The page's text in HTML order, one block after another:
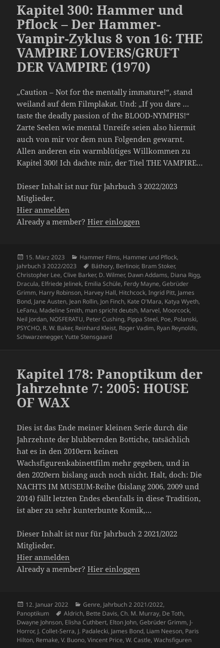
Kapitel 300: Hammer und
Pflock – Der Hammer-
Vampir-Zyklus 8 von 16: THE
VAMPIRE LOVERS/GRUFT
DER VAMPIRE (1970)
„Caution – Not for the mentally immature!“, stand
weiland auf dem Filmplakat. Und: „If you dare …
taste the deadly passion of the BLOOD-NYMPHS!“
Zarte Seelen wie mental Unreife seien also hiermit
auch von mir vor dem nun Folgenden gewarnt.
Allen anderen ein warmblütiges Willkommen zu
Kapitel 300! Ich dachte mir, der Titel THE VAMPIRE…
Dieser Inhalt ist nur für Jahrbuch 3 2022/2023
Mitglieder.
Hier anmelden
Already a member?Hier einloggen
Veröffentlicht
am
15. März 2023 Kategorien
Hammer Films, Hammer und Pflock,
Jahrbuch 3 2022/2023
Schlagwörter
Báthory, Berlinoir, Bram Stoker,
Christopher Lee,Clive Barker, D. Wilmer, Dawn Addams, Diana Rigg,
Dracula, Elfriede Jelinek, Emilia Schüle, Ferdy Mayne,Gebrüder
Grimm, Harry Robinson, Harvey Hall, Hitchcock,Ingrid Pitt, James
Bond, Jane Austen, Jean Rollin, Jon Finch, Kate O'Mara, Katya Wyeth,
LeFanu, Madeline Smith, man spricht deutsh, Marvel, Moorcock,
Neil Jordan, NOSFERATU, Peter Cushing, Pippa Steel, Poe, Polanski,
PSYCHO, R. W. Baker, Reinhard Kleist, Roger Vadim, Ryan Reynolds,
Schwarzenegger,Yutte Stensgaard
Kapitel 178: Panoptikum der
Jahrzehnte 7: 2005: HOUSE
OF WAX
Dies ist das Ende meiner kleinen Serie durch die
Jahrzehnte der blubbernden Bottiche, tatsächlich
hat es in den 2010ern keinen
Wachsfigurenkabinettfilm mehr gegeben, und in
den 2020ern bislang auch noch nicht. Halt, doch: Die
NACHTS IM MUSEUM-Reihe (bislang 2006, 2009 und
2014) fällt letzten Endes ebenfalls in diese Tradition,
ist aber zu sehr kunterbunte Komik,…
Dieser Inhalt ist nur für Jahrbuch 2 2021/2022
Mitglieder.
Hier anmelden
Already a member?Hier einloggen
Veröffentlicht
am
12. Januar 2022 Kategorien
Genre, Jahrbuch 2 2021/2022,
Panoptikum
Schlagwörter
Aldrich, Bette Davis,Ch. M. Murray, De Toth,
Dwayne Johnson, Elisha Cuthbert, Elton John,Gebrüder Grimm, J-
Horror, J. Collet-Serra, J. Padalecki, James Bond, Liam Neeson, Paris
Hilton, Remake,V. Buono,Vincent Price,W. Castle,Wachsfiguren